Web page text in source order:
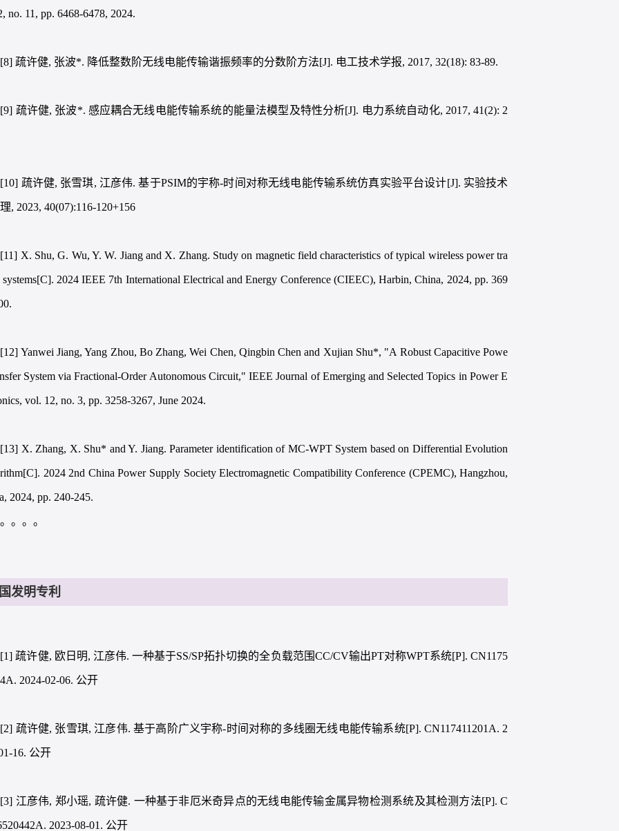
no. 11, pp. 6468-6478, 2024.
[8] 疏许健, 张波*. 降低整数阶无线电能传输谐振频率的分数阶方法[J]. 电工技术学报, 2017, 32(18): 83-89.
[9] 疏许健, 张波*. 感应耦合无线电能传输系统的能量法模型及特性分析[J]. 电力系统自动化, 2017, 41(2): 2
[10] 疏许健, 张雪琪, 江彦伟. 基于PSIM的宇称-时间对称无线电能传输系统仿真实验平台设计[J]. 实验技术
, 2023, 40(07):116-120+156
[11] X. Shu, G. Wu, Y. W. Jiang and X. Zhang. Study on magnetic field characteristics of typical wireless power tra
systems[C]. 2024 IEEE 7th International Electrical and Energy Conference (CIEEC), Harbin, China, 2024, pp. 369
[12] Yanwei Jiang, Yang Zhou, Bo Zhang, Wei Chen, Qingbin Chen and Xujian Shu*, "A Robust Capacitive Powe
System via Fractional-Order Autonomous Circuit," IEEE Journal of Emerging and Selected Topics in Power E
vol. 12, no. 3, pp. 3258-3267, June 2024.
[13] X. Zhang, X. Shu* and Y. Jiang. Parameter identification of MC-WPT System based on Differential Evolution
2024 2nd China Power Supply Society Electromagnetic Compatibility Conference (CPEMC), Hangzhou,
2024, pp. 240-245.
。。。。
发明专利
[1] 疏许健, 欧日明, 江彦伟. 一种基于SS/SP拓扑切换的全负载范围CC/CV输出PT对称WPT系统[P]. CN1175
2024-02-06. 公开
[2] 疏许健, 张雪琪, 江彦伟. 基于高阶广义宇称-时间对称的多线圈无线电能传输系统[P]. CN117411201A. 2
16. 公开
[3] 江彦伟, 郑小瑶, 疏许健. 一种基于非厄米奇异点的无线电能传输金属异物检测系统及其检测方法[P]. C
2023-08-01. 公开